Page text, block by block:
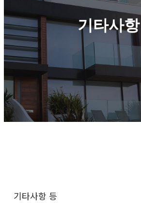
기타사항
기타사항 등